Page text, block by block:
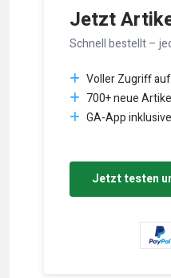
Jetzt
Schnell bestellt –
Voller Zugriff
700+ neue
GA-App inklusive
Jetzt testen